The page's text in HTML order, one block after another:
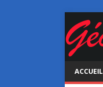
ACCUEIL